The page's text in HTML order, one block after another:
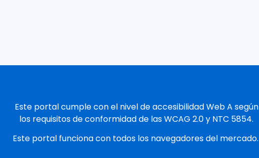
Este portal cumple con el nivel de accesibilidad Web A según
los requisitos de conformidad de las WCAG 2.0 y NTC 5854.
Este portal funciona con todos los navegadores del mercado.